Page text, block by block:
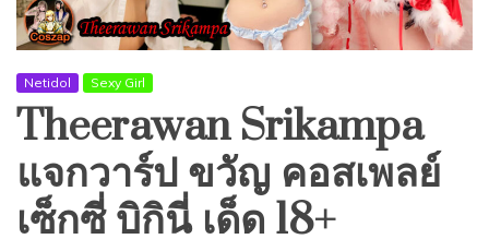
Netidol Sexy Girl
Theerawan Srikampa
แจกวาร์ป ขวัญ คอสเพลย์
เซ็กซี่ บิกินี่ เด็ด 18+